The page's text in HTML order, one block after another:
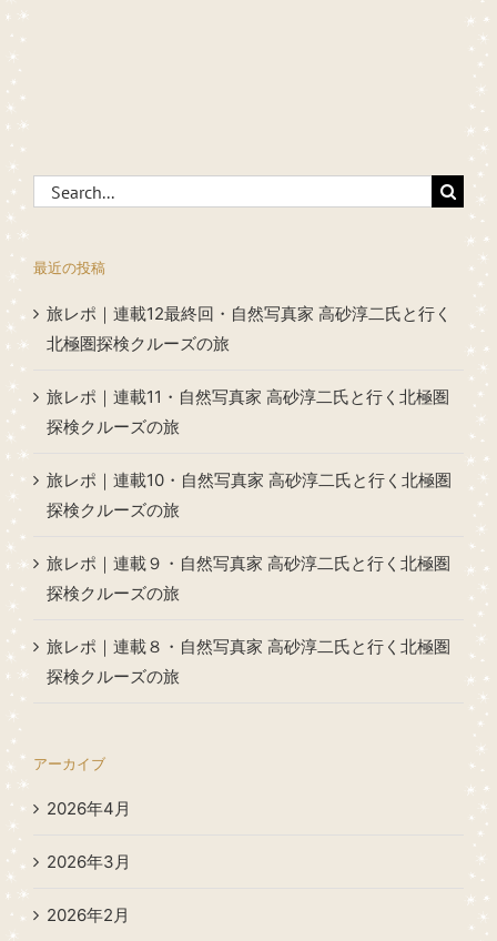
Search
for:
最近の投稿
旅レポ｜連載12最終回・自然写真家 高砂淳二氏と行く
北極圏探検クルーズの旅
旅レポ｜連載11・自然写真家 高砂淳二氏と行く北極圏
探検クルーズの旅
旅レポ｜連載10・自然写真家 高砂淳二氏と行く北極圏
探検クルーズの旅
旅レポ｜連載９・自然写真家 高砂淳二氏と行く北極圏
探検クルーズの旅
旅レポ｜連載８・自然写真家 高砂淳二氏と行く北極圏
探検クルーズの旅
アーカイブ
2026年4月
2026年3月
2026年2月